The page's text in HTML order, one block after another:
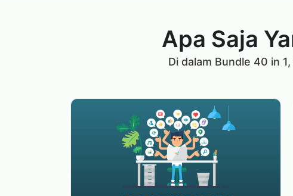
Apa Saja
Di dalam Bundle 40 in